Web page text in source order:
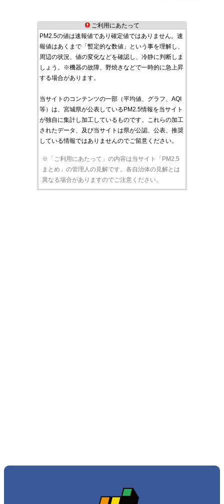
ご利用にあたって
PM2.5の値は速報値であり確定値ではありません。速
報値はあくまで「暫定的な数値」という事を理解し、
周辺の状況、値の変化などを確認し、冷静に判断しま
しょう。※機器の故障、野焼きなどで一時的に急上昇
する場合があります。
当サイトのコンテンツの一部（平均値、グラフ、AQI
等）は、宮城県が公表しているPM2.5情報を当サイト
が独自に集計し加工しているものです。これらの加工
されたデータ、及び当サイトは県が公認、公表、推奨
している情報ではありませんのでご留意ください。
※「ご利用にあたって」の内容は当サイト「PM2.5
まとめ」の管理人の見解です。各自治体の見解とは
異なる場合がありますのでご注意ください。